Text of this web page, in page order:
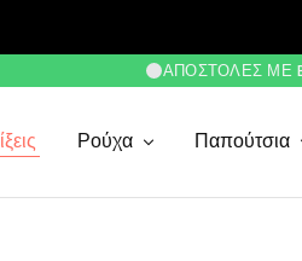
ΑΠΟΣΤΟΛΈΣ ΜΕ
Ρούχα Παπούτσια